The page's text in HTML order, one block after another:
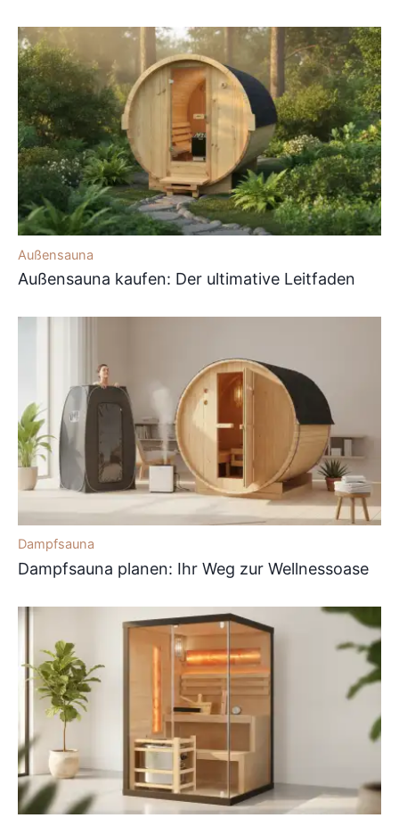
Außensauna
Außensauna kaufen: Der ultimative Leitfaden
Dampfsauna
Dampfsauna planen: Ihr Weg zur Wellnessoase